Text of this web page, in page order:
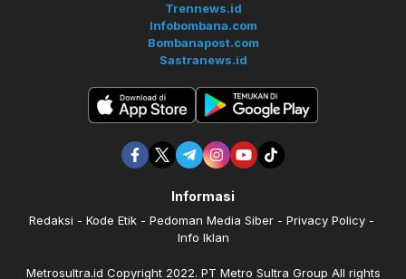
Trennews.id
Infobombana.com
Bombanapost.com
Sastranews.id
Informasi
Redaksi Kode Etik Pedoman Media Siber
Privacy Policy
Info Iklan
Metrosultra.id Copyright 2022. PT Metro Sultra Group All rights